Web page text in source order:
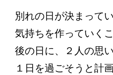
別れの日が決まって
気持ちを作っていく
後の日に、２人の思
１日を過ごそうと計